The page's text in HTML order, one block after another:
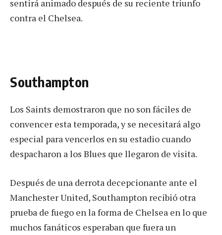
sentirá animado después de su reciente triunfo
contra el Chelsea.
Southampton
Los Saints demostraron que no son fáciles de
convencer esta temporada, y se necesitará algo
especial para vencerlos en su estadio cuando
despacharon a los Blues que llegaron de visita.
Después de una derrota decepcionante ante el
Manchester United, Southampton recibió otra
prueba de fuego en la forma de Chelsea en lo que
muchos fanáticos esperaban que fuera un